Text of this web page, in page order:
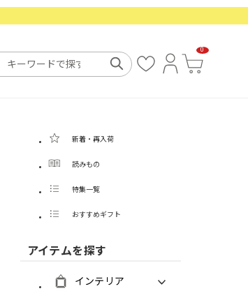
0
新着・再入荷
読みもの
特集一覧
おすすめギフト
アイテムを探す
インテリア